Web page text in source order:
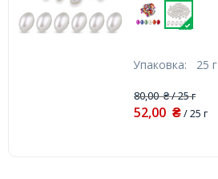
Упаковка: 25 г
80,00₴/ 25 г
52,00 ₴/ 25 г